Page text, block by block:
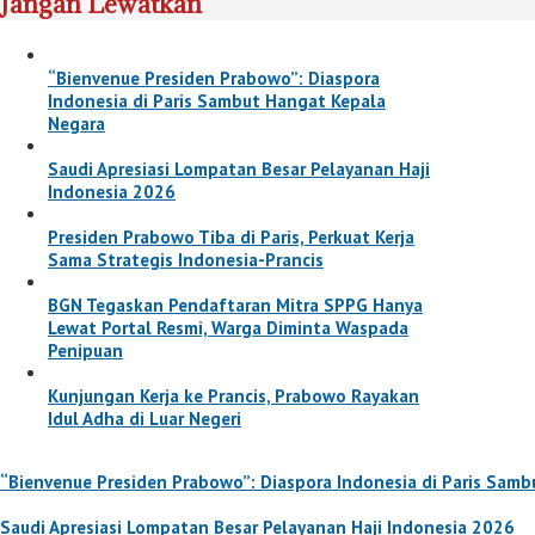
“Bienvenue Presiden Prabowo”: Diaspora
Indonesia di Paris Sambut Hangat Kepala
Negara
Saudi Apresiasi Lompatan Besar Pelayanan Haji
Indonesia 2026
Presiden Prabowo Tiba di Paris, Perkuat Kerja
Sama Strategis Indonesia-Prancis
BGN Tegaskan Pendaftaran Mitra SPPG Hanya
Lewat Portal Resmi, Warga Diminta Waspada
Penipuan
Kunjungan Kerja ke Prancis, Prabowo Rayakan
Idul Adha di Luar Negeri
“Bienvenue Presiden Prabowo”: Diaspora Indonesia di Paris
Saudi Apresiasi Lompatan Besar Pelayanan Haji Indonesia 2026